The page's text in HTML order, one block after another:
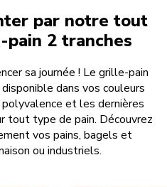
par notre tout
2 tranches
sa journée ! Le grille-pain
dans vos couleurs
et les dernières
tout type de pain. Découvrez
vos pains, bagels et
ou industriels.